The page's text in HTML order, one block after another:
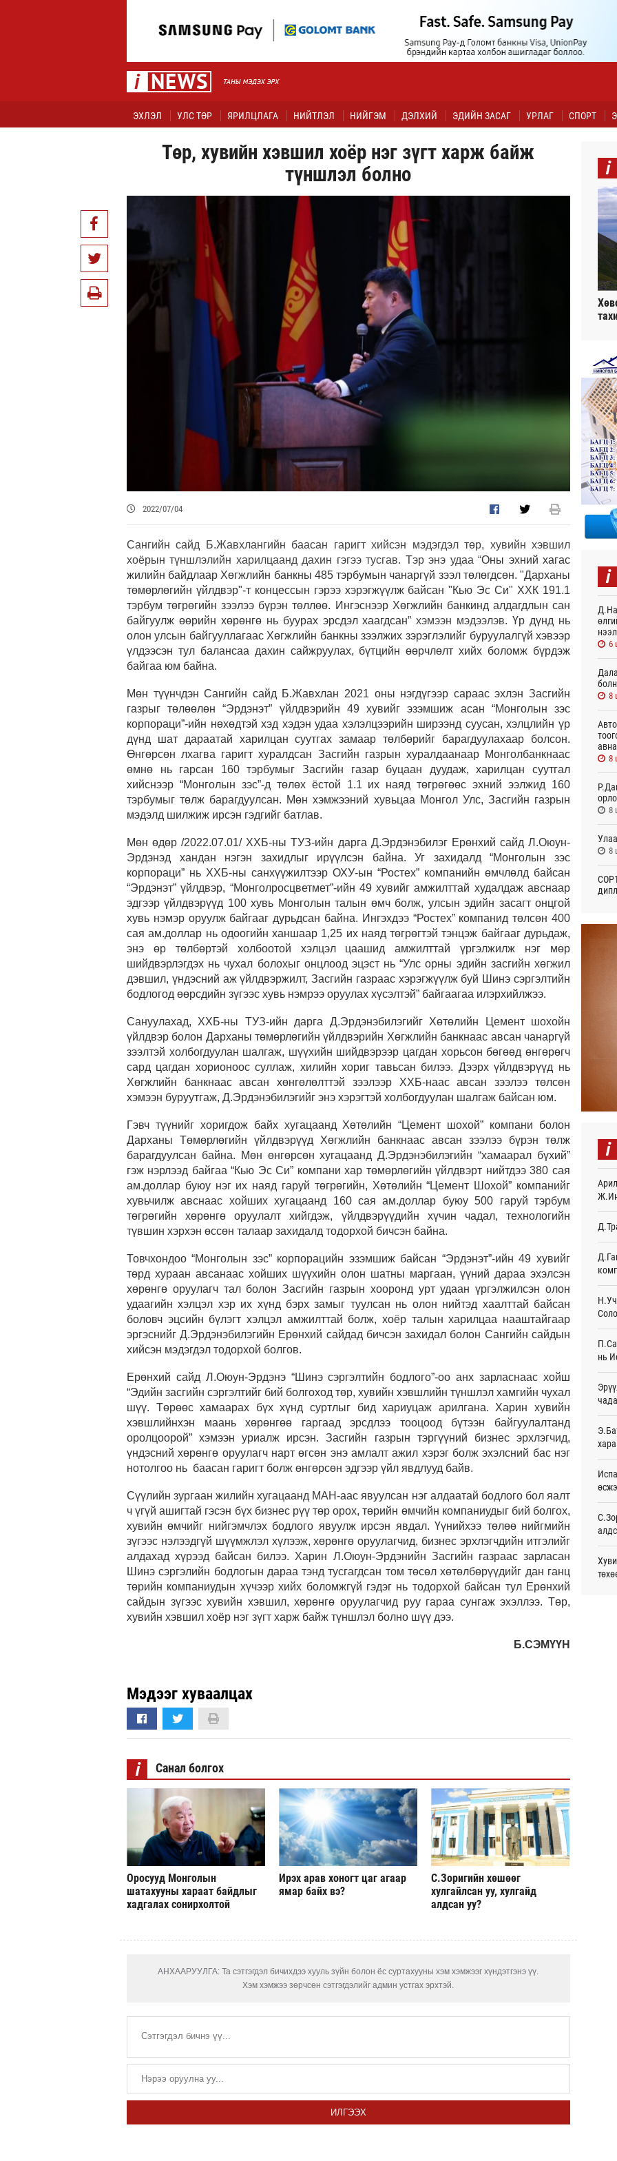
ЭХЛЭЛ УЛС ТӨР ЯРИЛЦЛАГА НИЙТЛЭЛ НИЙГЭМ ДЭЛХИЙ ЭДИЙН ЗАСАГ УРЛАГ СПОРТ
Төр, хувийн хэвшил хоёр нэг зүгт харж байж
түншлэл болно
2022/07/04
Сангийн сайд Б.Жавхлангийн баасан гаригт хийсэн мэдэгдэл төр, хувийн хэвшил
хоёрын түншлэлийн харилцаанд дахин гэгээ тусгав. Тэр энэ удаа “Оны эхний хагас
жилийн байдлаар Хөгжлийн банкны 485 тэрбумын чанаргүй зээлтөлөгдсөн. "Дарханы
төмөрлөгийн үйлдвэр"-т концессын гэрээ хэрэгжүүлж байсан "Кью Эс Си" ХХК 191.1
тэрбумтөгрөгийнзээлээ бүрэн төллөө. Ингэснээр Хөгжлийн банкинд алдагдлын сан
байгуулж өөрийн хөрөнгөньбуурах эрсдэл хаагдсан” хэмээн мэдээлэв.Үр дүнд нь
олон улсын байгууллагаас Хөгжлийн банкны зээлжих зэрэглэлийг буруулалгүй хэвээр
үлдээсэн тулбалансаа дахин сайжруулах, бүтцийн өөрчлөлт хийх боломж бүрдэж
байгаа юм байна.
Мөн түүнчдэн Сангийн сайд Б.Жавхлан 2021 оны нэгдүгээр сараасэхлэн Засгийн
газрыг төлөөлөн “Эрдэнэт” үйлдвэрийн 49 хувийг эзэмшиж асан “Монголын зэс
корпораци”-ийн нөхөдтэй хэд хэдэн удаа хэлэлцээрийн ширээнд суусан, хэлцлийн үр
дүнд шат дараатай харилцан суутгах замаар төлбөрийг барагдуулахаар болсон.
Өнгөрсөн лхагва гаригт хуралдсан Засгийн газрын хуралдаанаар Монголбанкнаас
өмнө нь гарсан 160 тэрбумыг Засгийн газар буцаан дуудаж, харилцан суутгал
хийснээр “Монголын зэс”-д төлөх ёстой 1.1 их наяд төгрөгөөс эхний ээлжид 160
тэрбумыг төлж барагдуулсан. Мөн хэмжээний хувьцаа Монгол Улс, Засгийн газрын
мэдэлд шилжиж ирсэн гэдгийг батлав.
Мөн өдөр /2022.07.01/ ХХБ-ны ТУЗ-ийн дарга Д.Эрдэнэбилэг Ерөнхий сайд Л.Оюун-
Эрдэнэд хандан нэгэн захидлыг ирүүлсэн байна. Уг захидалд “Монголын зэс
корпораци” нь ХХБ-ны санхүүжилтээр ОХУ-ын “Ростех” компанийн өмчлөлд байсан
“Эрдэнэт” үйлдвэр, “Монголросцветмет”-ийн 49 хувийг амжилттай худалдаж авснаар
эдгээр үйлдвэрүүд 100 хувь Монголын талын өмч болж, улсын эдийн засагт онцгой
хувь нэмэр оруулж байгааг дурьдсан байна. Ингэхдээ “Ростех” компанид төлсөн 400
сая ам.доллар нь одоогийн ханшаар 1,25 их наяд төгрөгтэй тэнцэж байгааг дурьдаж,
энэ өр төлбөртэй холбоотой хэлцэл цаашид амжилттай үргэлжилж нэг мөр
шийдвэрлэгдэх нь чухал болохыг онцлоод эцэст нь “Улс орны эдийн засгийн хөгжил
дэвшил, үндэсний аж үйлдвэржилт, Засгийн газраас хэрэгжүүлж буй Шинэ сэргэлтийн
бодлогод өөрсдийн зүгээс хувь нэмрээ оруулах хүсэлтэй” байгаагаа илэрхийлжээ.
Сануулахад, ХХБ-ны ТУЗ-ийн дарга Д.Эрдэнэбилэгийг Хөтөлийн Цемент шохойн
үйлдвэр болон Дарханы төмөрлөгийн үйлдвэрийн Хөгжлийн банкнаас авсан чанаргүй
зээлтэй холбогдуулан шалгаж, шүүхийн шийдвэрээр цагдан хорьсон бөгөөд өнгөрөгч
сард цагдан хорионоос суллаж, хилийн хориг тавьсан билээ. Дээрх үйлдвэрүүд нь
Хөгжлийн банкнаас авсан хөнгөлөлттэй зээлээр ХХБ-наас авсан зээлээ төлсөн
хэмээн буруутгаж, Д.Эрдэнэбилэгийг энэ хэрэгтэй холбогдуулан шалгаж байсан юм.
Гэвч түүнийг хоригдож байх хугацаанд Хөтөлийн “Цемент шохой” компани болон
Дарханы Төмөрлөгийн үйлдвэрүүд Хөгжлийн банкнаас авсан зээлээ бүрэн төлж
барагдуулсан байна. Мөн өнгөрсөн хугацаанд Д.Эрдэнэбилэгийн “хамаарал бүхий”
гэж нэрлээд байгаа “Кью Эс Си” компани хар төмөрлөгийн үйлдвэрт нийтдээ 380 сая
ам.доллар буюу нэг их наяд гаруй төгрөгийн, Хөтөлийн “Цемент Шохой” компанийг
хувьчилж авснаас хойших хугацаанд 160 сая ам.доллар буюу 500 гаруй тэрбум
төгрөгийн хөрөнгө оруулалт хийгдэж, үйлдвэрүүдийн хүчин чадал, технологийн
түвшин хэрхэн өссөн талаар захидалд тодорхой бичсэн байна.
Товчхондоо “Монголын зэс” корпорацийн эзэмшиж байсан “Эрдэнэт”-ийн 49 хувийг
төрд хураан авсанаас хойших шүүхийн олон шатны маргаан, үүний дараа эхэлсэн
хөрөнгө оруулагч тал болон Засгийн газрын хооронд урт удаан үргэлжилсэн олон
удаагийн хэлцэл хэр их хүнд бэрх замыг туулсан нь олон нийтэд хаалттай байсан
боловч эцсийн бүлэгт хэлцэл амжилттай болж, хоёр талын харилцаа нааштайгаар
эргэснийг Д.Эрдэнэбилэгийн Ерөнхий сайдад бичсэн захидал болон Сангийн сайдын
хийсэн мэдэгдэл тодорхой болгов.
Ерөнхий сайд Л.Оюун-Эрдэнэ “Шинэ сэргэлтийн бодлого”-оо анх зарласнаас хойш
“Эдийн засгийн сэргэлтийг бий болгоход төр, хувийн хэвшлийн түншлэл хамгийн чухал
шүү. Төрөөс хамаарах бүх хүнд суртлыг бид хариуцаж арилгана. Харин хувийн
хэвшлийнхэн маань хөрөнгөө гаргаад эрсдлээ тооцоод бүтээн байгуулалтанд
оролцоорой” хэмээн уриалж ирсэн. Засгийн газрын тэргүүний бизнес эрхлэгчид,
үндэсний хөрөнгө оруулагч нарт өгсөн энэ амлалт ажил хэрэг болж эхэлсний бас нэг
нотолгоо нь баасан гаригт болж өнгөрсөн эдгээр үйл явдлууд байв.
Сүүлийн зургаан жилийн хугацаанд МАН-аас явуулсан нэг алдаатай бодлого бол яалт
ч үгүй ашигтай гэсэн бүх бизнес рүү төр орох, төрийн өмчийн компаниудыг бий болгох,
хувийн өмчийг нийгэмчлэх бодлого явуулж ирсэн явдал. Үүнийхээ төлөө нийгмийн
зүгээс нэлээдгүй шүүмжлэл хүлээж, хөрөнгө оруулагчид, бизнес эрхлэгчдийн итгэлийг
алдахад хүрээд байсан билээ. Харин Л.Оюун-Эрдэнийн Засгийн газраас зарласан
Шинэ сэргэлийн бодлогын дараа тэнд тусгагдсан том төсөл хөтөлбөрүүдийг дан ганц
төрийн компаниудын хүчээр хийх боломжгүй гэдэг нь тодорхой байсан тул Ерөнхий
сайдын зүгээс хувийн хэвшил, хөрөнгө оруулагчид руу гараа сунгаж эхэллээ. Төр,
хувийн хэвшил хоёр нэг зүгт харж байж түншлэл болно шүү дээ.
Б.СЭМҮҮН
Мэдээг хуваалцах
i Санал болгох
Оросууд Монголын
шатахууны хараат байдлыг
хадгалах сонирхолтой
Ирэх арав хоногт цаг агаар
ямар байх вэ?
С.Зоригийн хөшөөг
хулгайлсан уу, хулгайд
алдсан уу?
АНХААРУУЛГА: Та сэтгэгдэл бичихдээ хууль зүйн болон ёс суртахууны хэм хэмжээг хүндэтгэнэ үү.
Хэм хэмжээ зөрчсөн сэтгэгдэлийг админ устгах эрхтэй.
ИЛГЭЭХ
i
i
6
8
авна
8
8
8
i
нь